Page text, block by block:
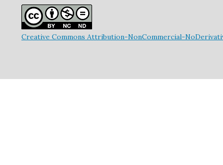
Creative Commons Attribution-NonCommercial-